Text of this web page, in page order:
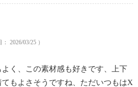
2026/03/25 ）
く、この素材感も好きです、上下
もよさそうですね、ただいつもはX